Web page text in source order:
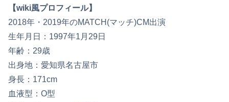
【wiki風プロフィール】
2018年・2019年のMATCH(マッチ)CM出演
生年月日：1997年1月29日
年齢：29歳
出身地：愛知県名古屋市
身長：171cm
血液型：O型